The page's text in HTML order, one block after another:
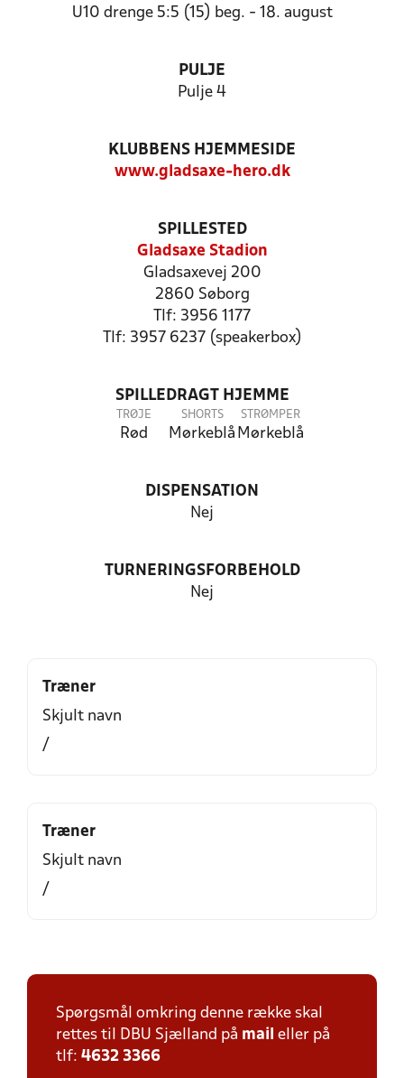
U10 drenge 5:5 (15) beg. - 18. august
PULJE
Pulje 4
KLUBBENS HJEMMESIDE
www.gladsaxe-hero.dk
SPILLESTED
Gladsaxe Stadion
Gladsaxevej 200
2860 Søborg
Tlf: 3956 1177
Tlf: 3957 6237 (speakerbox)
SPILLEDRAGT HJEMME
TRØJE
Rød
SHORTS
Mørkeblå
STRØMPER
Mørkeblå
DISPENSATION
Nej
TURNERINGSFORBEHOLD
Nej
Træner
Skjult navn
/
Træner
Skjult navn
/
Spørgsmål omkring denne række skal
rettes til DBU Sjælland på mail eller på
tlf: 4632 3366